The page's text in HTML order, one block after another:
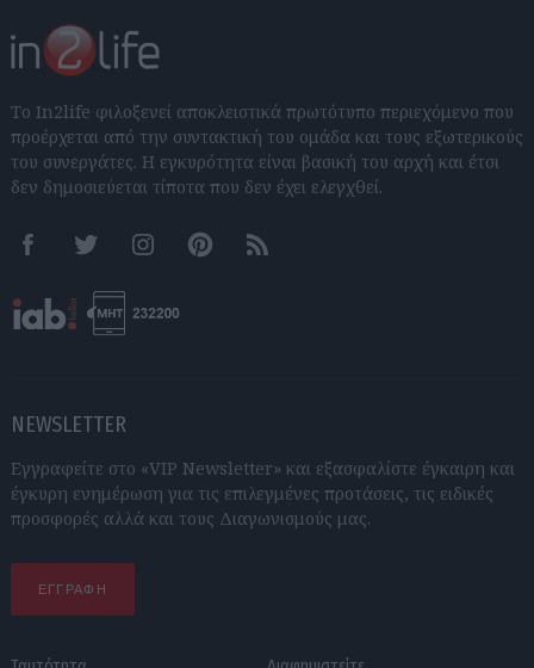
Το In2life φιλοξενεί αποκλειστικά πρωτότυπο περιεχόμενο που
προέρχεται από την συντακτική του ομάδα και τους εξωτερικούς
του συνεργάτες. Η εγκυρότητα είναι βασική του αρχή και έτσι
δεν δημοσιεύεται τίποτα που δεν έχει ελεγχθεί.
FacebookTwitter InstagramPinterestRSS feeds
NEWSLETTER
Εγγραφείτε στο «VIP Newsletter» και εξασφαλίστε έγκαιρη και
έγκυρη ενημέρωση για τις επιλεγμένες προτάσεις, τις ειδικές
προσφορές αλλά και τους Διαγωνισμούς μας.
ΕΓΓΡΑΦΗ